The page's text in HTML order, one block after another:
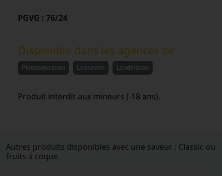
PGVG : 76/24
Disponible dans les agences de
Ploudalmezeau Lesneven Landivisiau
Produit interdit aux mineurs (-18 ans).
Autres produits disponibles avec une saveur : Classic ou
fruits à coque